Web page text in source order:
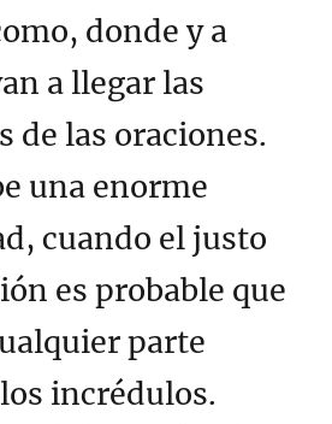
donde y a
a llegar las
de las oraciones.
una enorme
cuando el justo
es probable que
parte
incrédulos.